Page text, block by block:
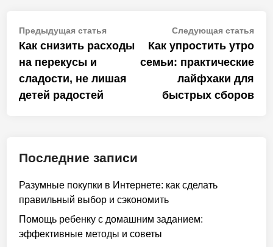
Навигация
по
записям
Предыдущая статьяПредыдущая
статья:
Как снизить расходы
на перекусы и
сладости, не лишая
детей радостей
Следующая статья
Как упростить утро
семьи: практические
лайфхаки для
быстрых сборов
Последние записи
Разумные покупки в Интернете: как сделать
правильный выбор и сэкономить
Помощь ребенку с домашним заданием:
эффективные методы и советы